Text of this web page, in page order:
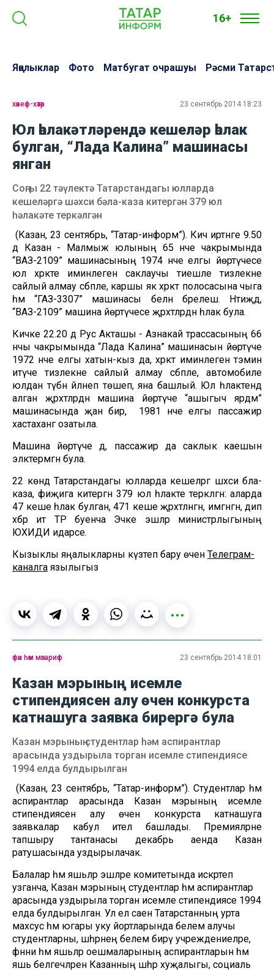
16+
Яңалыклар Фото Матбугат очрашуы Рәсми
хәвеф-хәтәр 23 сентябрь 2014 18:23
Юл һәлакәтләрендә кешеләр һәлак
булган, “Лада Калина” машинасы
янган
Соңгы 22 тәүлектә Татарстандагы юлларда
кешеләргә шәхси бәла-каза китергән 379 юл
һәлакәте теркәлгән
(Казан, 23 сентябрь, “Татар-информ”). Кичә иртәнге 9.50
дә Казан - Малмыж юлының 65 нче чакрымында
“ВАЗ-2109” машинасының 1974 нче елгы йөртүчесе
юл хәрәкәте иминлеген саклаучы тиешле тизлекне
сайлый алмау сәбәпле, каршы як хәрәкәт полосасына чыга
һәм “ГАЗ-3307” машинасы белән бәрелешә. Нәтиҗәдә,
“ВАЗ-2109” машина йөртүчесе җәрәхәтләрдән һәлак була.
Кичке 22.20 дә Рус Акташы - Азнакай трассасының 66
нчы чакрымында “Лада Калина” машинасын йөртүче
1972 нче елгы хатын-кыз да, хәрәкәт иминлеген тәэмин
итүче тизлекне сайлый алмау сәбәпле, автомобиле
юлдан түбән әйләнеп төшеп, яна башлый. Юл һәлакәтендә
алган җәрәхәтләрдән машина йөртүче “ашыгыч ярдәм”
машинасында җан бирә, ә 1981 нче елгы пассажир
хастаханәгә озатыла.
Машина йөртүче дә, пассажир да саклык каешын
эләктермәгән була.
22 көндә Татарстандагы юлларда кешеләргә шәхси бәла-
каза, фиҗига китергән 379 юл һәлакәте теркәлгән: аларда
47 кеше һәлак булган, 471 кеше җәрәхәтләнгән, имгәнгән, дип
хәбәр итә ТР буенча Эчке эшләр министрлыгының
ЮХИДИ идарәсе.
Кызыклы яңалыкларны күзәтеп бару өчен Телеграм-
каналга язылыгыз
фән һәм мәгариф 23 сентябрь 2014 18:01
Казан мэрының исемле
стипендиясен алу өчен конкурста
катнашуга заявка бирергә була
Казан мэрының студентлар һәм аспирантлар
арасында уздырыла торган исемле стипендиясе
1994 елда булдырылган
(Казан, 23 сентябрь, “Татар-информ”). Студентлар һәм
аспирантлар арасында Казан мэрының исемле
стипендиясен алу өчен конкурста катнашуга
заявкалар кабул ителә башлады. Премияләрне
тапшыру тантанасы декабрь аенда Казан
ратушасында уздырылачак.
Балалар һәм яшьләр эшләре комитетында искәртеп
узганча, Казан мэрының студентлар һәм аспирантлар
арасында уздырыла торган исемле стипендиясе 1994
елда булдырылган. Ул ел саен Татарстанның урта
махсус һәм югары уку йортларында белем алучы
студентларны, шәһәрнең белем бирү учреждениеләре,
фәнни һәм яшьләр оешмаларының аспирантларын һәм
яшь белгечләрен Казанның шәһәр хуҗалыгы, социаль